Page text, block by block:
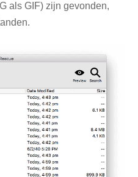
als GIF) zijn gevonden,